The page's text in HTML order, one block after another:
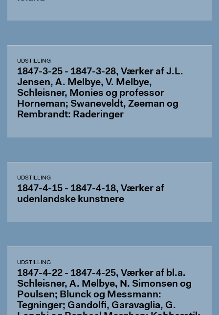
UDSTILLING
1847-3-25 - 1847-3-28, Værker af J.L.
Jensen, A. Melbye, V. Melbye,
Schleisner, Monies og professor
Horneman; Swaneveldt, Zeeman og
Rembrandt: Raderinger
UDSTILLING
1847-4-15 - 1847-4-18, Værker af
udenlandske kunstnere
UDSTILLING
1847-4-22 - 1847-4-25, Værker af bl.a.
Schleisner, A. Melbye, N. Simonsen og
Poulsen; Blunck og Messmann:
Tegninger; Gandolfi, Garavaglia, G.